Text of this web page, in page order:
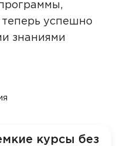
успешно
знаниями
курсы без